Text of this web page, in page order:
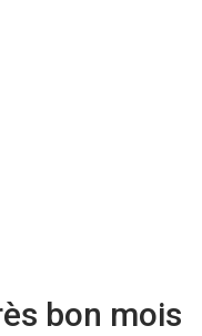
bon mois